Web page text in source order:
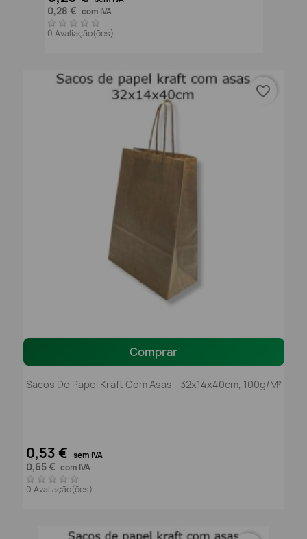
0,28 € com IVA
0 Avaliação(ões)
Comprar
Sacos De Papel Kraft Com Asas - 32x14x40cm, 100g/m²
0,53 € sem IVA
0,65 € com IVA
0 Avaliação(ões)
favorite_border